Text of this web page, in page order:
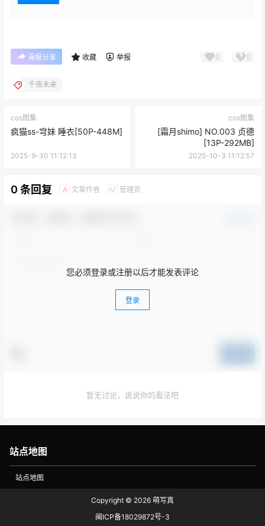
海报分享 收藏 举报 0 0
千夜未来
cos图集
疯猫ss-穹妹 睡衣[50P-448M]
2025-9-30 11:12:13
cos图集
[霜月shimo] NO.003 贞德
[13P-292MB]
2025-10-3 11:12:57
0 条回复 A 文章作者 M 管理员
您必须登录或注册以后才能发表评论
登录
暂无讨论，说说你的看法吧
站点地图
站点地图
Copyright © 2026 萌写真
闽ICP备18029872号-3